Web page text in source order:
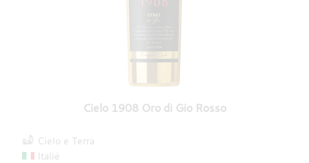
Cielo 1908 Oro di Gio Rosso
Cielo e Terra
Italië